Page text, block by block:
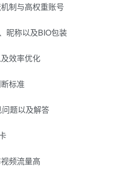
制与高权重账号
昵称以及BIO包装
效率优化
标准
题以及解答
频流量高